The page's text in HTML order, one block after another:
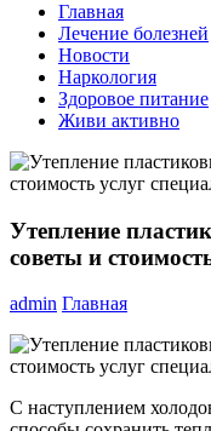
Главная
Лечение болезней
Новости
Наркология
Здоровое питание
Живи активно
Утепление
советы и
admin Главная
С наступлением